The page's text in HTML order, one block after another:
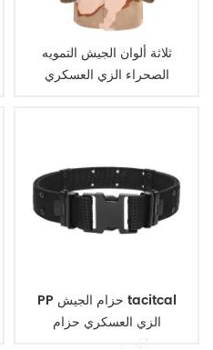
ثلاثة ألوان الجيش التمويه
الصحراء الزي العسكري
PP حزام الجيش tacitcal
الزي العسكري حزام